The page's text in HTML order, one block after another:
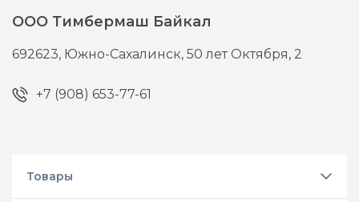
ООО Тимбермаш Байкал
692623, Южно-Сахалинск,50 лет Октября, 2
+7 (908) 653-77-61
Товары